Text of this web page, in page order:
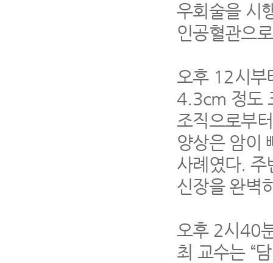
우회술을 시
인공혈관으
오후 12시부
4.3cm 정도
조직으로부
양상은 암이
사례였다. 주
신장을 완벽
오후 2시 40
최 교수는 “